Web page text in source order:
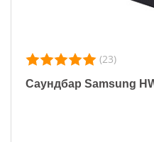
(23)
Саундбар Samsung